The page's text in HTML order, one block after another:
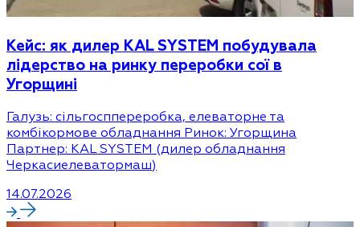
Кейс: як дилер KAL SYSTEM побудувала
лідерство на ринку переробки сої в
Угорщині
Галузь: сільгосппереробка, елеваторне та
комбікормове обладнання Ринок: Угорщина
Партнер: KAL SYSTEM (дилер обладнання
Черкасиелеватормаш)
14.07.2026